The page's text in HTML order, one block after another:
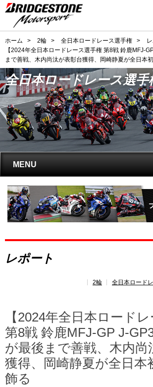
ホーム > 2輪 > 全日本ロードレース選手権 >
【2024年全日本ロードレース選手権 第8戦 鈴鹿MFJ-
まで善戦、木内尚汰が表彰台獲得、岡崎静夏が全日本
全日本ロードレース選手
MENU
トップ
全日本ロードレース選手権とは?
レポート
速報
ポイント ランキング
レポート
2輪
全日本ロード
【2024年全日本ロード
第8戦 鈴鹿MFJ-GP J-
が最後まで善戦、木内尚
獲得、岡崎静夏が全日本
飾る